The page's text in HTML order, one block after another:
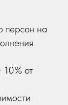
персон на
10% от